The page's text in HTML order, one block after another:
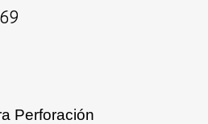
Perforación